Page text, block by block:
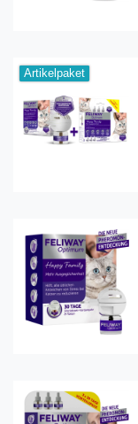
Artikelpaket